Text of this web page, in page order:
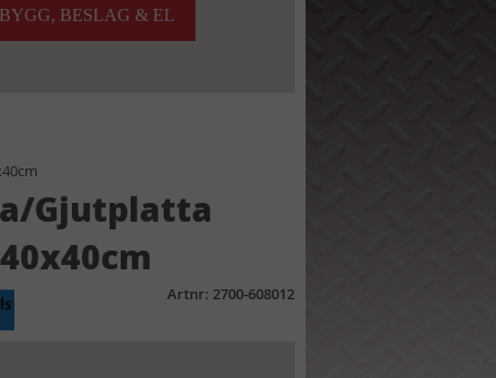
BYGG, BESLAG & EL
Gjutplatta
Artnr: 2700-608012